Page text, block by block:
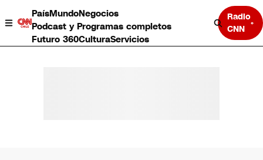
PaísMundoNegocios
Podcast y Programas completos
Futuro 360CulturaServicios
Radio
CNN